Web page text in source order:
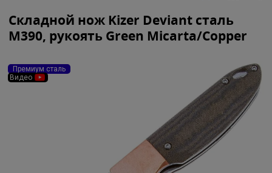
Складной нож Kizer Deviant сталь
M390, рукоять Green Micarta/Copper
Премиум сталь
Видео